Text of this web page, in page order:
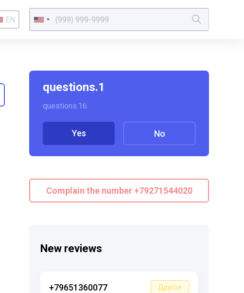
EN
questions.1
questions.16
Yes No
Complain the number +79271544020
New reviews
+79651360077 Другое